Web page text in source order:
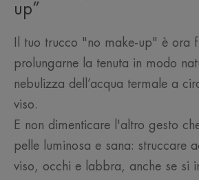
up”
Il tuo trucco "no make-up" è ora
prolungarne la tenuta in modo
nebulizza dell’acqua termale a
viso.
E non dimenticare l'altro gesto
pelle luminosa e sana: struccare
viso, occhi e labbra, anche se si